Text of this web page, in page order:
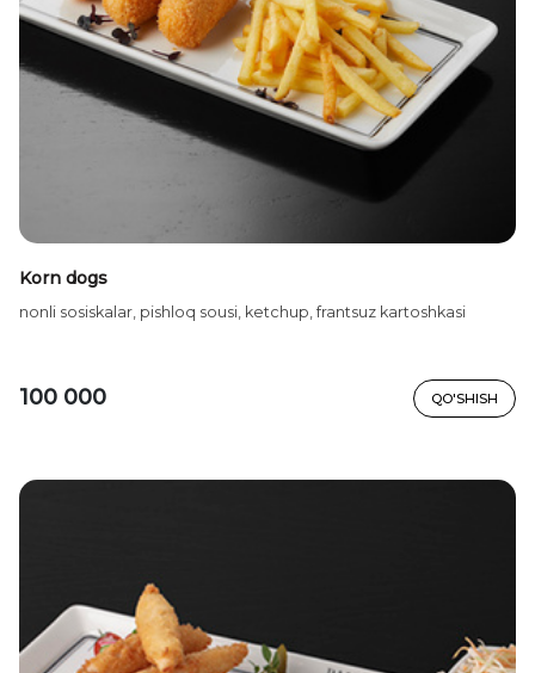
Korn dogs
nonli sosiskalar, pishloq sousi, ketchup, frantsuz kartoshkasi
100 000 QO'SHISH